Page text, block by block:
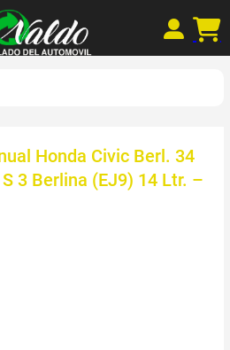
Honda Civic Berl. 34
3 Berlina (EJ9) 14 Ltr. –